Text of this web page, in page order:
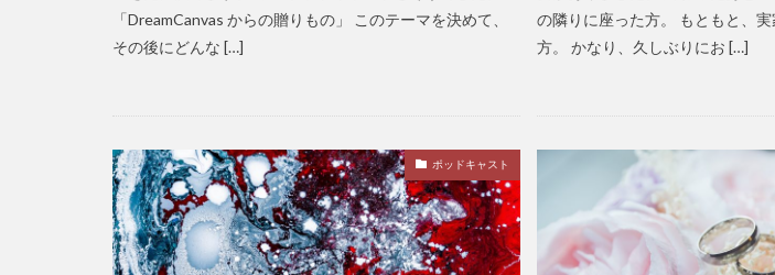
「DreamCanvas からの贈りもの」 このテーマを決めて、
その後にどんな […]
の隣りに座った方。 もともと、
方。 かなり、久しぶりにお […]
ポッドキャスト